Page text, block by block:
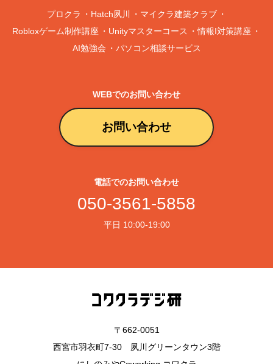
プロクラ Hatch夙川
マイクラ建築クラブ
Robloxゲーム制作講座
Unityマスターコース
情報I対策講座
AI勉強会
パソコン相談サービス
WEBでのお問い合わせ
お問い合わせ
電話でのお問い合わせ
050-3561-5858
平日 10:00-19:00
〒662-0051
西宮市羽衣町7-30 夙川グリーンタウン3階